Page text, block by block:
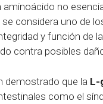
aminoácido no
considera uno de
y función de
contra posibles
demostrado que la L-
como el